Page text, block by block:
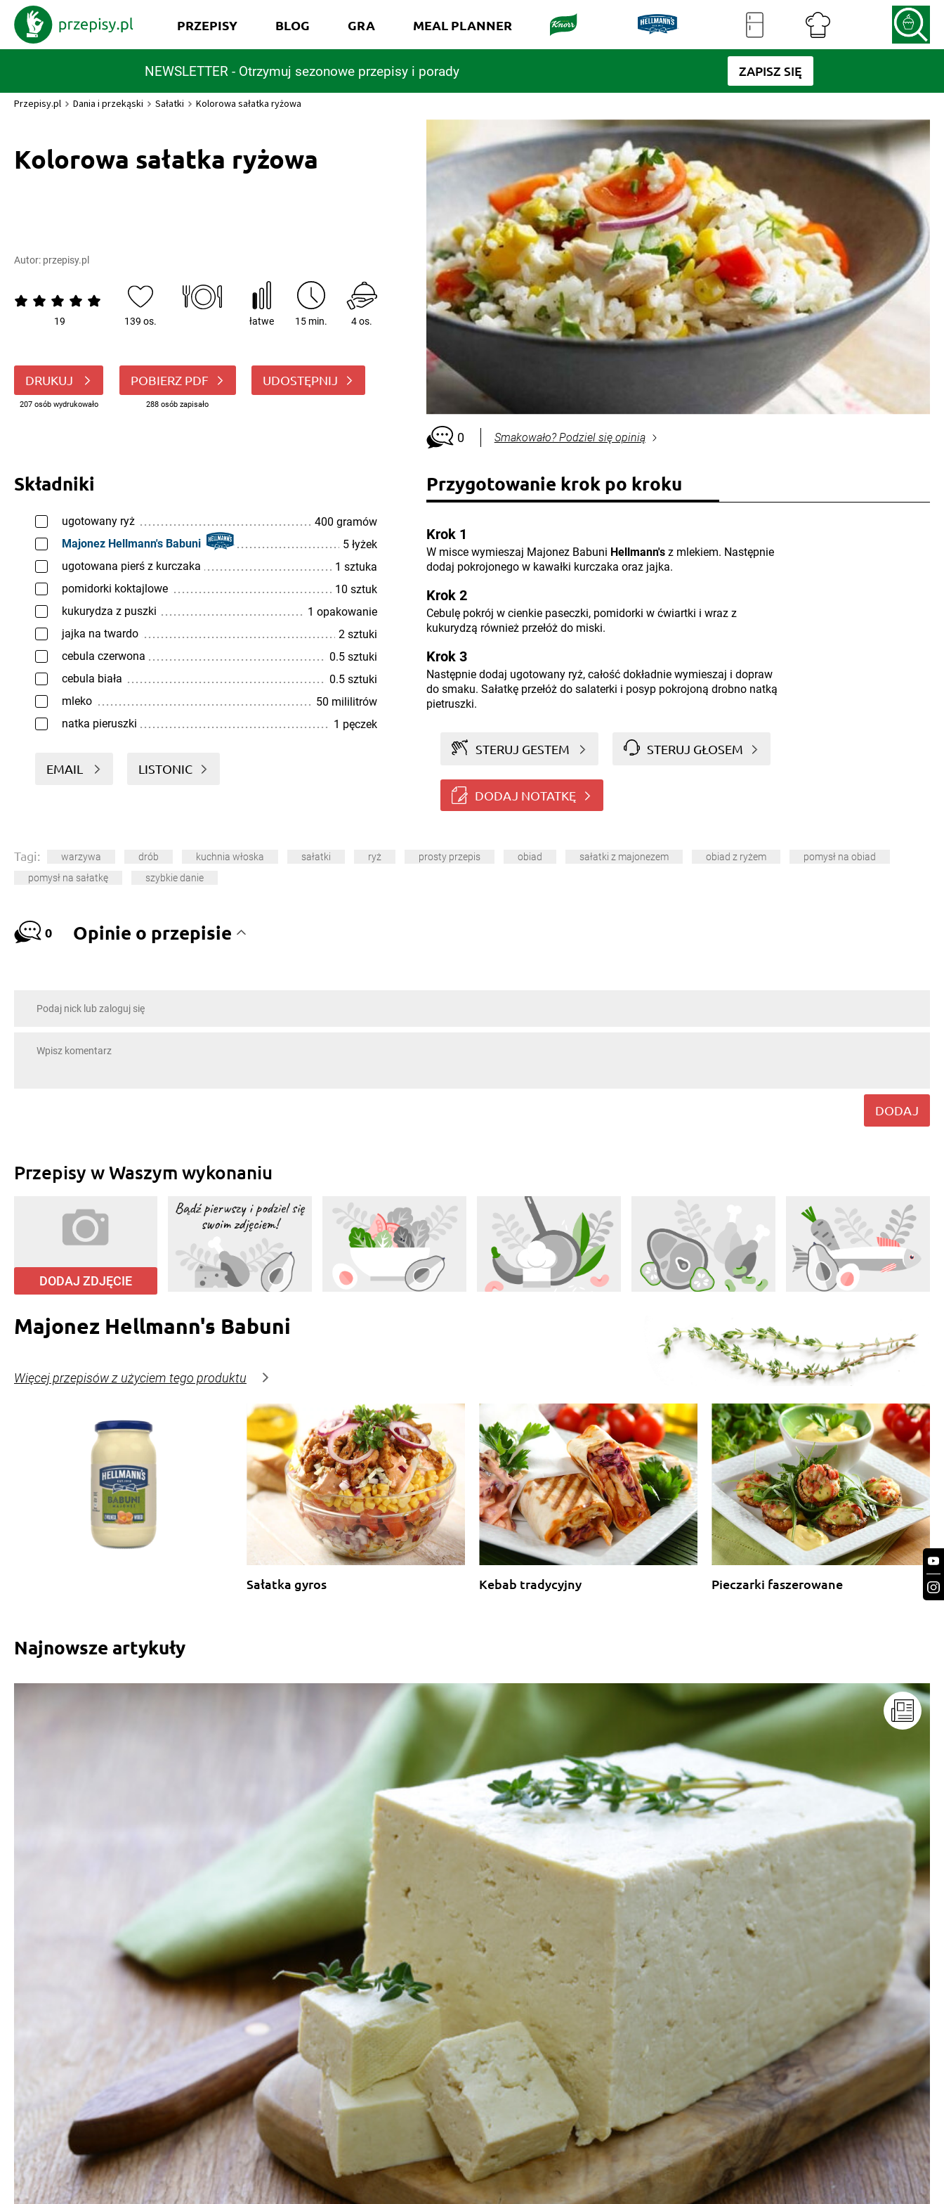
NEWSLETTER - Otrzymuj sezonowe przepisy i porady ZAPISZ SIĘ
PRZEPISY BLOG GRA MEAL PLANNER
Przepisy.pl Dania i przekąski Sałatki Kolorowa sałatka ryżowa
Kolorowa sałatka ryżowa
Autor: przepisy.pl
19 139 os. łatwe 15 min. 4 os.
DRUKUJ
207 osób wydrukowało
POBIERZ PDF
288 osób zapisało
UDOSTĘPNIJ
0 Smakowało? Podziel się opinią
Składniki
ugotowany ryż
400 gramów
Majonez Hellmann's Babuni
5 łyżek
ugotowana pierś z kurczaka
1 sztuka
pomidorki koktajlowe
10 sztuk
kukurydza z puszki
1 opakowanie
jajka na twardo
2 sztuki
cebula czerwona
0.5 sztuki
cebula biała
0.5 sztuki
mleko
50 mililitrów
natka pieruszki
1 pęczek
EMAIL LISTONIC
Przygotowanie krok po kroku
Krok 1
W misce wymieszaj Majonez Babuni Hellmann'sz mlekiem. Następnie
dodaj pokrojonego w kawałki kurczaka oraz jajka.
Krok 2
Cebulę pokrój w cienkie paseczki, pomidorki w ćwiartki i wraz z
kukurydzą również przełóż do miski.
Krok 3
Następnie dodaj ugotowany ryż, całość dokładnie wymieszaj i dopraw
do smaku. Sałatkę przełóż do salaterki i posyp pokrojoną drobno natką
pietruszki.
STERUJ GESTEM STERUJ GŁOSEM
DODAJ NOTATKĘ
Tagi: warzywa drób kuchnia włoska sałatki ryż prosty przepis obiad sałatki z majonezem obiad z ryżem
pomysł na obiad
pomysł na sałatkę
szybkie danie
0 Opinie o przepisie
DODAJ
Przepisy w Waszym wykonaniu
DODAJ ZDJĘCIE
Majonez Hellmann's Babuni
Więcej przepisów z użyciem tego produktu
Sałatka gyros Kebab tradycyjny Pieczarki faszerowane
Najnowsze artykuły